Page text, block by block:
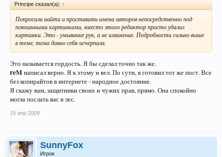
Principe сказал(а): ↑
Попросили найти и проставить имена авторов непосредственно под
поюзанными картинками, вместо этого редактор просто удалил
картинки. Это - умывание рук, а не извинение. Подробности сильно выше
в теме, тема давно себя исчерпала.
Это называется гордость. Я бы сделал точно так же.
reM написал верно. Я к этому и вел. По сути, я готовил тот же пост. Все
без копирайтов в интернете - народное достояние.
Я скажу вам, защитники своих и чужих прав, прямо. Она спокойно
могла послать вас в лес.
15 апр 2009
SunnyFox
Игрок